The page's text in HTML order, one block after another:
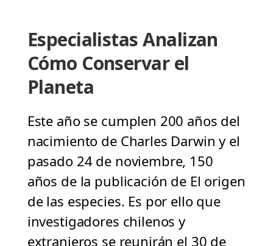
Especialistas Analizan
Cómo Conservar el
Planeta
Este año se cumplen 200 años del
nacimiento de Charles Darwin y el
pasado 24 de noviembre, 150
años de la publicación de El origen
de las especies. Es por ello que
investigadores chilenos y
extranjeros se reunirán el 30 de